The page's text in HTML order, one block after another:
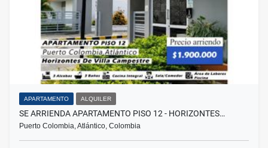
APARTAMENTO ALQUILER
SE ARRIENDA APARTAMENTO PISO 12 - HORIZONTES…
Puerto Colombia, Atlántico, Colombia